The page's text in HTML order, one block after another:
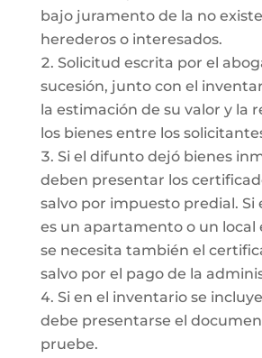
bajo juramento de la no
herederos o interesados.
Solicitud escrita por el
sucesión, junto con el
la estimación de su valor y la
los bienes entre los
Si el difunto dejó bienes
deben presentar los
salvo por impuesto predial. Si
es un apartamento o un local
se necesita también el
salvo por el pago de la
Si en el inventario se
debe presentarse el
pruebe.